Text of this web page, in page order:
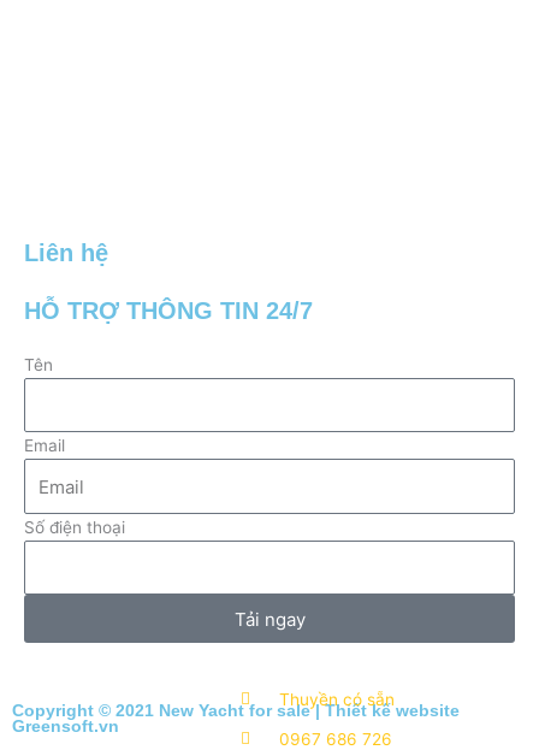
Liên hệ
HỖ TRỢ THÔNG TIN 24/7
Tên
Email
Số điện thoại
Tải ngay
Copyright © 2021 New Yacht for sale |Thiết kế website
Greensoft.vn
Thuyền có sẵn
0967 686 726